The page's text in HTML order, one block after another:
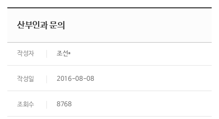
산부인과 문의
작성자 조선*
작성일 2016-08-08
조회수 8768